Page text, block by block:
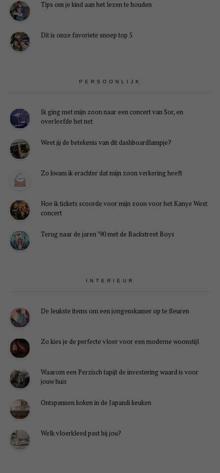
Tips om je kind aan het lezen te houden
Dit is onze favoriete snoep top 5
PERSOONLIJK
Ik ging met mijn zoon naar een concert van Sor, en
overleefde het net
Weet jij de betekenis van dit dashboardlampje?
Zo kwam ik erachter dat mijn zoon verkering heeft
Hoe ik tickets scoorde voor mijn zoon voor het Kanye West
concert
Terug naar de jaren ’90 met de Backstreet Boys
INTERIEUR
De leukste items om een jongenskamer op te fleuren
Zo kies je de perfecte vloer voor een moderne woonstijl
Waarom een Perzisch tapijt de investering waard is voor
jouw huis
Ontspannen koken in de Japandi keuken
Welk vloerkleed past bij jou?